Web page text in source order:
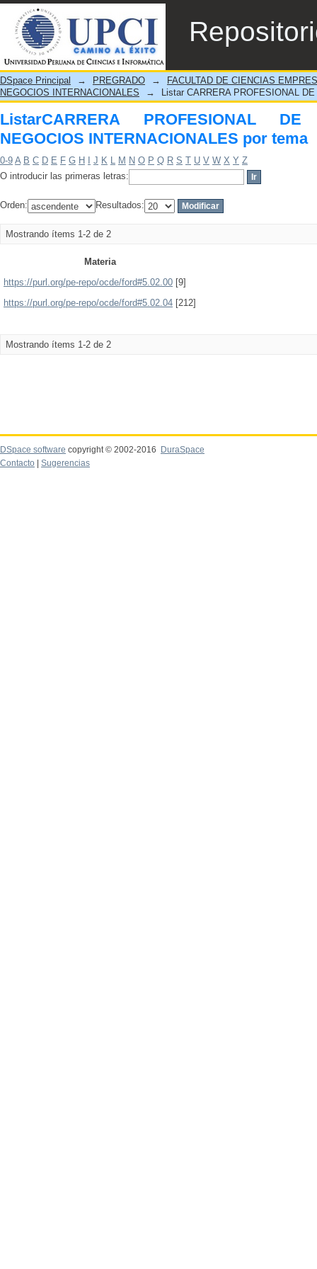
ListarCARRERA PROFESIONAL DE
tema
DSpace Principal → PREGRADO →
FACULTAD DE CIENCIAS
NEGOCIOS INTERNACIONALES
→ Listar CARRERA PROFESIONAL
ListarCARRERA PROFESIONAL DE
NEGOCIOS INTERNACIONALES por tema
0-9 A B C D E F G H J K L M N O P Q R S T U V W X Y Z
O introducir las primeras letras:
Orden: Resultados:
Mostrando ítems 1-2 de 2
Materia
https://purl.org/pe-repo/ocde/ford#5.02.00 [9]
https://purl.org/pe-repo/ocde/ford#5.02.04 [212]
Mostrando ítems 1-2 de 2
DSpace software copyright © 2002-2016
DuraSpace
Contacto
Sugerencias